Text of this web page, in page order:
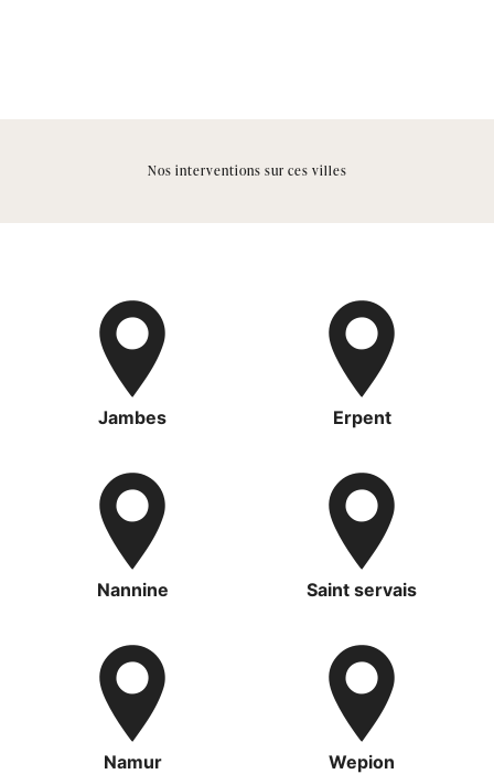
Nos interventions sur ces villes
Jambes Erpent
Nannine Saint servais
Namur Wepion